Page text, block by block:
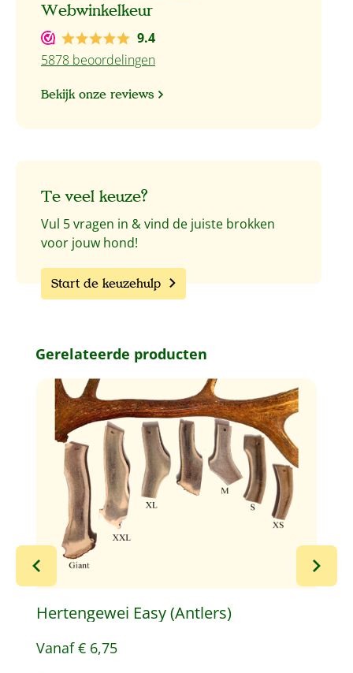
Webwinkelkeur
9.4
5878 beoordelingen
Bekijk onze reviews
Te veel keuze?
Vul 5 vragen in & vind de juiste brokken
voor jouw hond!
Start de keuzehulp
Productgalerij overslaan
Gerelateerde producten
Hertengewei Easy (Antlers)
Vanaf€ 6,75